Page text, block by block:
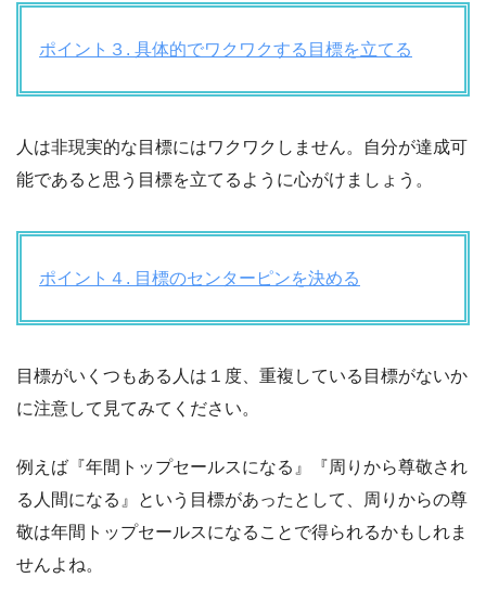
ポイント３. 具体的でワクワクする目標を立てる
人は非現実的な目標にはワクワクしません。自分が達成可
能であると思う目標を立てるように心がけましょう。
ポイント４. 目標のセンターピンを決める
目標がいくつもある人は１度、重複している目標がないか
に注意して見てみてください。
例えば『年間トップセールスになる』『周りから尊敬され
る人間になる』という目標があったとして、周りからの尊
敬は年間トップセールスになることで得られるかもしれま
せんよね。